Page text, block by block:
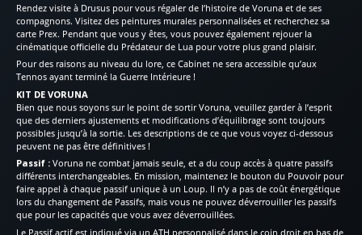
Rendez visite à Drusus pour vous régaler de l’histoire de Voruna et de ses
compagnons. Visitez des peintures murales personnalisées et recherchez sa
carte Prex. Pendant que vous y êtes, vous pouvez également rejouer la
cinématique officielle du Prédateur de Lua pour votre plus grand plaisir.
Pour des raisons au niveau du lore, ce Cabinet ne sera accessible qu’aux
Tennos ayant terminé la Guerre Intérieure !
KIT DE VORUNA
Bien que nous soyons sur le point de sortir Voruna, veuillez garder à l’esprit
que des derniers ajustements et modifications d’équilibrage sont toujours
possibles jusqu’à la sortie. Les descriptions de ce que vous voyez ci-dessous
peuvent ne pas être définitives !
Passif : Voruna ne combat jamais seule, et a du coup accès à quatre passifs
différents interchangeables. En mission, maintenez le bouton du Pouvoir pour
faire appel à chaque passif unique à un Loup. Il n’y a pas de coût énergétique
lors du changement de Passifs, mais vous ne pouvez déverrouiller les passifs
que pour les capacités que vous avez déverrouillées.
Le Passif actif est indiqué via un ATH personnalisé dans le coin droit en bas de